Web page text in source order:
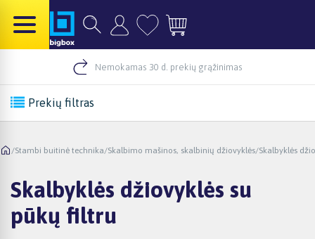
Nemokamas 30 d. prekių grąžinimas
Prekių filtras
/Stambi buitinė technika/Skalbimo mašinos, skalbinių džiovyklės/Skalbyklės
Skalbyklės džiovyklės su
pūkų filtru